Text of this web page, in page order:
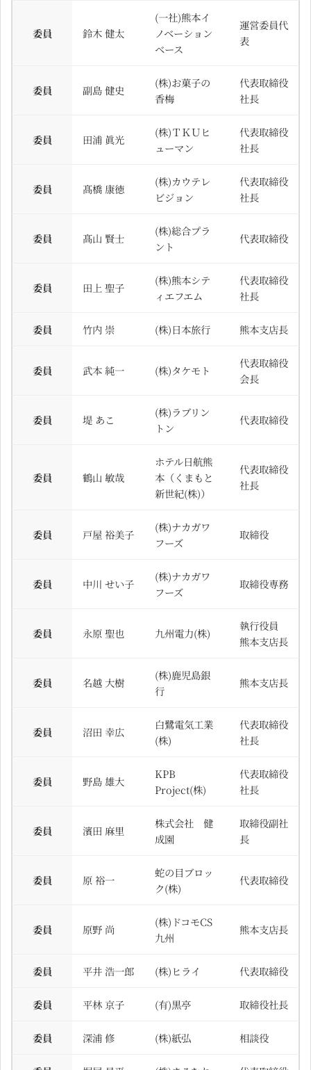
委員 鈴木 健太
(一社)熊本イ
ノベーション
ベース
運営委員代
表
委員 副島 健史
(株)お菓子の
香梅
代表取締役
社長
委員 田浦 眞光
(株)ＴＫＵヒ
ューマン
代表取締役
社長
委員 髙橋 康徳
(株)カウテレ
ビジョン
代表取締役
社長
委員 髙山 賢士
(株)総合プラ
ント
代表取締役
委員 田上 聖子
(株)熊本シテ
ィエフエム
代表取締役
社長
委員 竹内 崇 (株)日本旅行 熊本支店長
委員 武本 純一 (株)タケモト
代表取締役
会長
委員 堤 あこ
(株)ラブリン
トン
代表取締役
委員 鶴山 敏哉
ホテル日航熊
本（くまもと
新世紀(株)）
代表取締役
社長
委員 戸屋 裕美子
(株)ナカガワ
フーズ
取締役
委員 中川 せい子
(株)ナカガワ
フーズ
取締役専務
委員 永原 聖也 九州電力(株)
執行役員
熊本支店長
委員 名越 大樹
(株)鹿児島銀
行
熊本支店長
委員 沼田 幸広
白鷺電気工業
(株)
代表取締役
社長
委員 野島 雄大
KPB
Project(株)
代表取締役
社長
委員 濱田 麻里
株式会社 健
成園
取締役副社
長
委員 原 裕一
蛇の目ブロッ
ク(株)
代表取締役
委員 原野 尚
(株)ドコモCS
九州
熊本支店長
委員 平井 浩一郎 (株)ヒライ 代表取締役
委員 平林 京子 (有)黒亭 取締役社長
委員 深浦 修 (株)紙弘 相談役